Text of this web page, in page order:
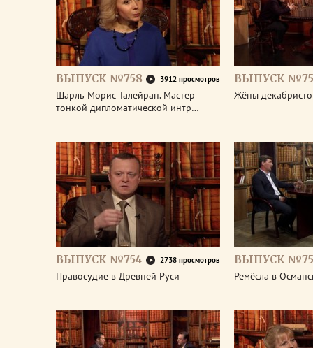
ВЫПУСК №758 3912 просмотров
Шарль Морис Талейран. Мастер
тонкой дипломатической интр…
ВЫПУСК
Жёны
ВЫПУСК №754 2738 просмотров
Правосудие в Древней Руси
ВЫПУСК
Ремёсла в